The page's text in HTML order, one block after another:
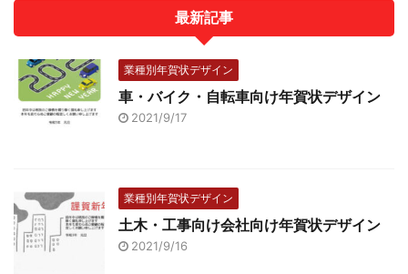
最新記事
業種別年賀状デザイン
車・バイク・自転車向け年賀状デザイン
2021/9/17
業種別年賀状デザイン
土木・工事向け会社向け年賀状デザイン
2021/9/16